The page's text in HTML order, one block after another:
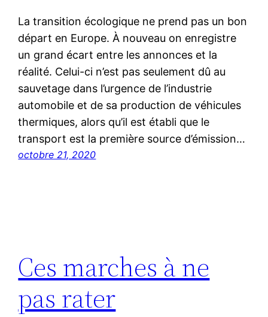
La transition écologique ne prend pas un bon
départ en Europe. À nouveau on enregistre
un grand écart entre les annonces et la
réalité. Celui-ci n’est pas seulement dû au
sauvetage dans l’urgence de l’industrie
automobile et de sa production de véhicules
thermiques, alors qu’il est établi que le
transport est la première source d’émission…
octobre 21, 2020
Ces marches à ne
pas rater